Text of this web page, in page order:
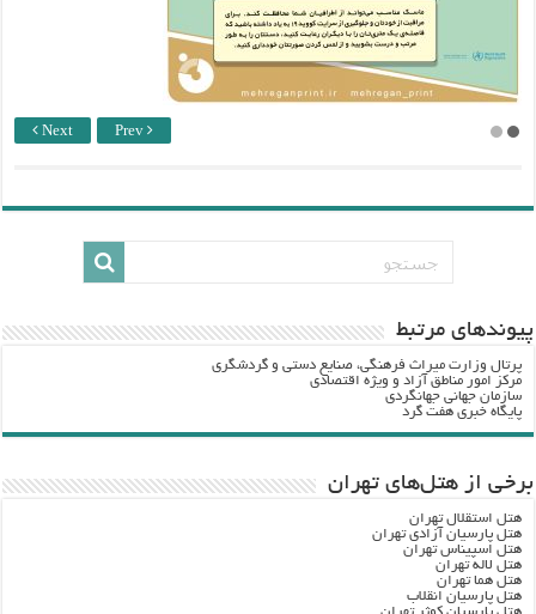
Next Prev
پيوندهاي مرتبط
پرتال وزارت ميراث فرهنگي، صنایع دستی و گردشگري
مرکز امور مناطق آزاد و ویژه اقتصادی
سازمان جهانی جهانگردی
پایگاه خبری هفت گرد
برخی از هتل‌های تهران
هتل استقلال تهران
هتل پارسیان آزادی تهران
هتل اسپیناس تهران
هتل لاله تهران
هتل هما تهران
هتل پارسیان انقلاب